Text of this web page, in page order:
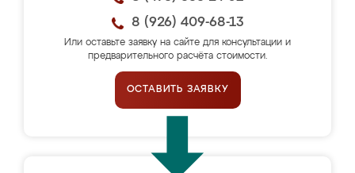
8 (926) 409-68-13
Или оставьте заявку на сайте для консультации и
предварительного расчёта стоимости.
ОСТАВИТЬ ЗАЯВКУ